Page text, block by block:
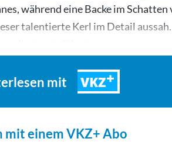
während eine Backe im
talentierte Kerl im Detail
mit VKZ
einem VKZ+ Abo